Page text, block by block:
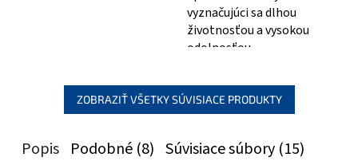
vyznačujúci sa dlhou
životnosťou a vysokou
odolnosťou
ZOBRAZIŤ VŠETKY SÚVISIACE PRODUKTY
Popis Podobné (8) Súvisiace súbory (15)